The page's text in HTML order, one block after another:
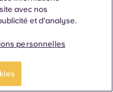
avec nos
et d'analyse.
personnelles